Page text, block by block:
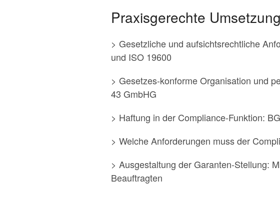
Praxisgerechte
> Gesetzliche und aufsichtsrechtliche
und ISO 19600
> Gesetzes-konforme Organisation und
43 GmbHG
> Haftung in der Compliance-Funktion:
> Welche Anforderungen muss der
> Ausgestaltung der Garanten-Stellung:
Beauftragten